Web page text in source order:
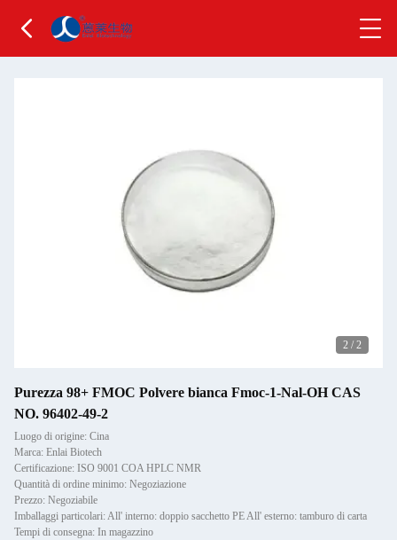
2 / 2
Purezza 98+ FMOC Polvere bianca Fmoc-1-Nal-OH CAS
NO. 96402-49-2
Luogo di origine: Cina
Marca: Enlai Biotech
Certificazione: ISO 9001 COA HPLC NMR
Quantità di ordine minimo: Negoziazione
Prezzo: Negoziabile
Imballaggi particolari: All' interno: doppio sacchetto PE All' esterno: tamburo di carta
Tempi di consegna: In magazzino